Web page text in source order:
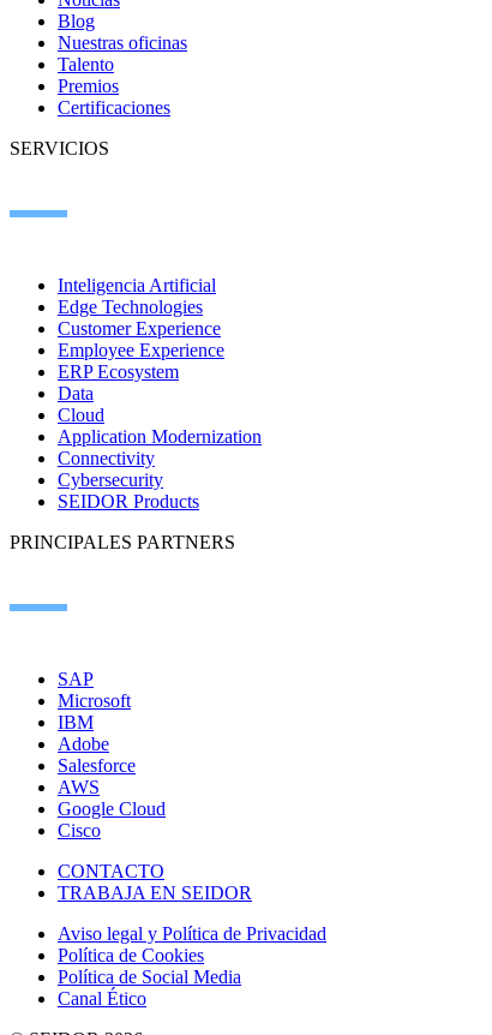
Blog
Nuestras oficinas
Talento
Premios
Certificaciones
SERVICIOS
Inteligencia Artificial
Edge Technologies
Customer Experience
Employee Experience
ERP Ecosystem
Data
Cloud
Application Modernization
Connectivity
Cybersecurity
SEIDOR Products
PRINCIPALES PARTNERS
SAP
Microsoft
IBM
Adobe
Salesforce
AWS
Google Cloud
Cisco
CONTACTO
TRABAJA EN SEIDOR
Aviso legal y Política de Privacidad
Política de Cookies
Política de Social Media
Canal Ético